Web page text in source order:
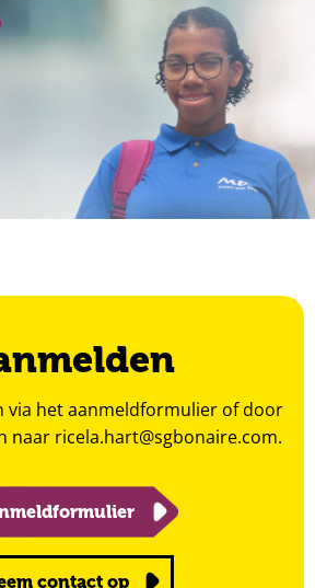
via het aanmeldformulier of door
naar ricela.hart@sgbonaire.com.
contact op